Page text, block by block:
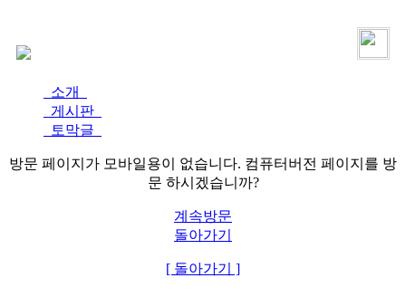
소개
게시판
토막글
방문 페이지가 모바일용이 없습니다. 컴퓨터버전 페이지를 방
문 하시겠습니까?
계속방문
돌아가기
[ 돌아가기 ]